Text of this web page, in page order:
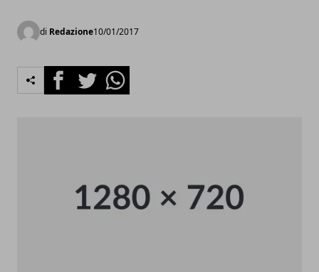
di Redazione10/01/2017
FacebookTwitterWhatsapp